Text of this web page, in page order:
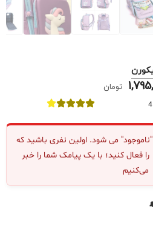
تومان
4
می شود. اولین نفری باشید که
را فعال کنید؛ با یک پیامک شما را خبر
می‌کنیم